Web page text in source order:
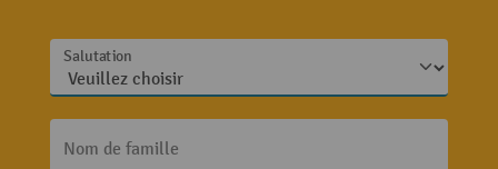
Salutation
Nom de famille